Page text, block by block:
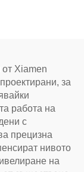
Xiamen
за
работа на
с
прецизна
нивото
на